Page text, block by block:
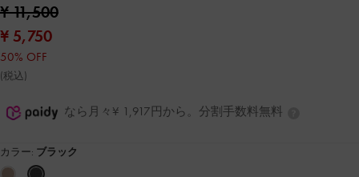
¥ 11,500
¥ 5,750
50% OFF
(税込)
なら月々¥ 1,917円から。分割手数料無料
カラー: ブラック